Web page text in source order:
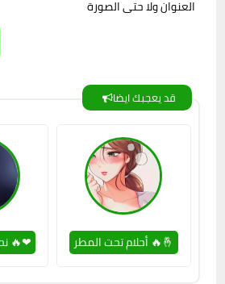
قد يعجبك ايضا
نحن والليل والحب 🔥❤ أحلام تحت المطر 🔥🤞